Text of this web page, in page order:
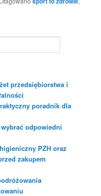
przedsiębiorstwa i
poradnik dla
odpowiedni
PZH oraz
zakupem